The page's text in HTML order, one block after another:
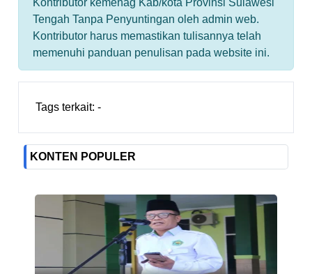
Tengah Tanpa Penyuntingan oleh admin web.
Kontributor harus memastikan tulisannya telah
memenuhi panduan penulisan pada website ini.
Tags terkait: -
KONTEN POPULER